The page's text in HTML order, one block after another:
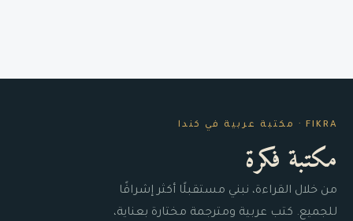
FIKRA · مكتبة عربية في كندا
مكتبة فكرة
من خلال القراءة، نبني مستقبلًا أكثر إشراقًا
للجميع. كتب عربية ومترجمة مختارة بعناية،